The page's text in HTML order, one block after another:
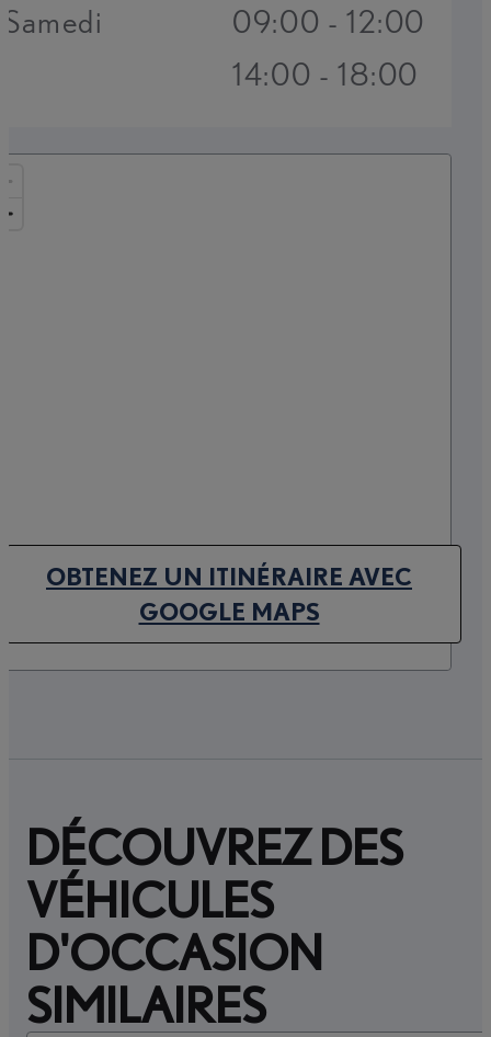
OBTENEZ UN ITINÉRAIRE AVEC
GOOGLE MAPS(OPENS IN NEW TAB)
Samedi
09:00 - 12:00
14:00 - 18:00
DÉCOUVREZ DES
VÉHICULES
D'OCCASION
SIMILAIRES